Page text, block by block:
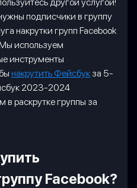
подписчики в группу
накрутки групп Facebook
Мы используем
инструменты
накрутить Фейсбук за 5-
2023-2024
в раскрутке группы за
Facebook?